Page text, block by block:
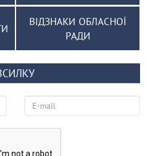
ВІДЗНАКИ ОБЛАСНОЇ
РАДИ